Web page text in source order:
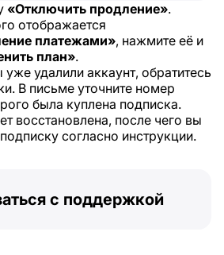
«Отключить продление».
отображается
платежами», нажмите её и
план».
уже удалили аккаунт, обратитесь
В письме уточните номер
была куплена подписка.
восстановлена, после чего вы
согласно инструкции.
с поддержкой